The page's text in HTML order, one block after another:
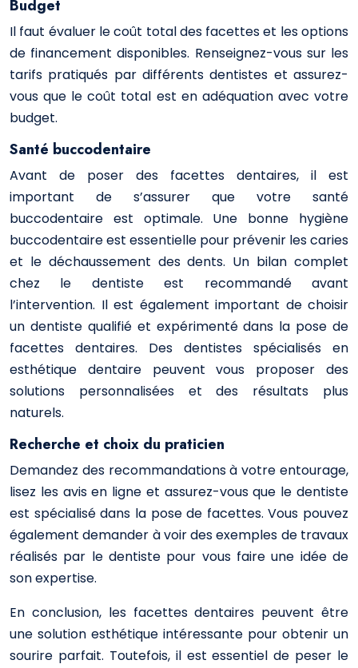
Budget
Il faut évaluer le coût total des facettes et les options
de financement disponibles. Renseignez-vous sur les
tarifs pratiqués par différents dentistes et assurez-
vous que le coût total est en adéquation avec votre
budget.
Santé buccodentaire
Avant de poser des facettes dentaires, il est
important de s’assurer que votre santé
buccodentaire est optimale. Une bonne hygiène
buccodentaire est essentielle pour prévenir les caries
et le déchaussement des dents. Un bilan complet
chez le dentiste est recommandé avant
l’intervention. Il est également important de choisir
un dentiste qualifié et expérimenté dans la pose de
facettes dentaires. Des dentistes spécialisés en
esthétique dentaire peuvent vous proposer des
solutions personnalisées et des résultats plus
naturels.
Recherche et choix du praticien
Demandez des recommandations à votre entourage,
lisez les avis en ligne et assurez-vous que le dentiste
est spécialisé dans la pose de facettes. Vous pouvez
également demander à voir des exemples de travaux
réalisés par le dentiste pour vous faire une idée de
son expertise.
En conclusion, les facettes dentaires peuvent être
une solution esthétique intéressante pour obtenir un
sourire parfait. Toutefois, il est essentiel de peser le